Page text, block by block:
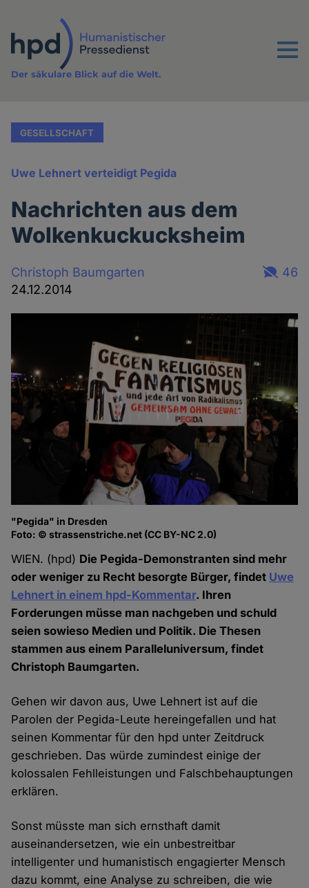
Inhalt
Menu
Der säkulare Blick auf die Welt.
GESELLSCHAFT
Uwe Lehnert verteidigt Pegida
Nachrichten aus dem
Wolkenkuckucksheim
Christoph Baumgarten
24.12.2014
46
"Pegida" in Dresden
Foto: © strassenstriche.net (CC BY-NC 2.0)
WIEN. (hpd) Die Pegida-Demonstranten sind mehr
oder weniger zu Recht besorgte Bürger, findet Uwe
Lehnert in einem hpd-Kommentar. Ihren
Forderungen müsse man nachgeben und schuld
seien sowieso Medien und Politik. Die Thesen
stammen aus einem Paralleluniversum, findet
Christoph Baumgarten.
Gehen wir davon aus, Uwe Lehnert ist auf die
Parolen der Pegida-Leute hereingefallen und hat
seinen Kommentar für den hpd unter Zeitdruck
geschrieben. Das würde zumindest einige der
kolossalen Fehlleistungen und Falschbehauptungen
erklären.
Sonst müsste man sich ernsthaft damit
auseinandersetzen, wie ein unbestreitbar
intelligenter und humanistisch engagierter Mensch
dazu kommt, eine Analyse zu schreiben, die wie